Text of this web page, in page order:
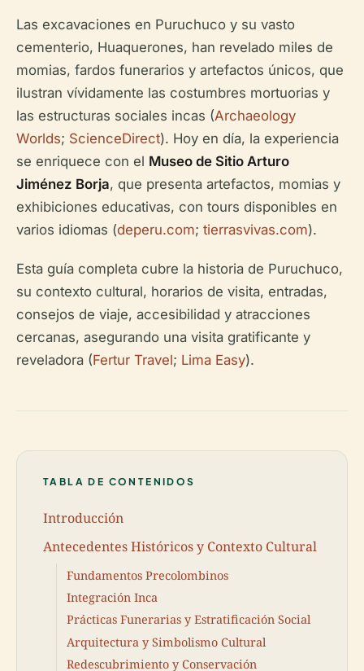
Las excavaciones en Puruchuco y su vasto
cementerio, Huaquerones, han revelado miles de
momias, fardos funerarios y artefactos únicos, que
ilustran vívidamente las costumbres mortuorias y
las estructuras sociales incas (Archaeology
Worlds; ScienceDirect). Hoy en día, la experiencia
se enriquece con el Museo de Sitio Arturo
Jiménez Borja, que presenta artefactos, momias y
exhibiciones educativas, con tours disponibles en
varios idiomas (deperu.com; tierrasvivas.com).
Esta guía completa cubre la historia de Puruchuco,
su contexto cultural, horarios de visita, entradas,
consejos de viaje, accesibilidad y atracciones
cercanas, asegurando una visita gratificante y
reveladora (Fertur Travel; Lima Easy).
TABLA DE CONTENIDOS
Introducción
Antecedentes Históricos y Contexto Cultural
Fundamentos Precolombinos
Integración Inca
Prácticas Funerarias y Estratificación Social
Arquitectura y Simbolismo Cultural
Redescubrimiento y Conservación